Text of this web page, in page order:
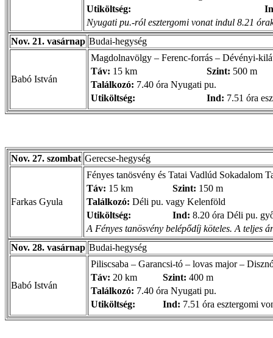
Utiköltség:
Nyugati pu.-ról esztergomi vonat indul 8.21
Nov. 21. vasárnap Budai-hegység
Babó István
Magdolnavölgy – Ferenc-forrás – Dévényi-
Táv: 15 km Szint: 500 m
Találkozó: 7.40 óra Nyugati pu.
Utiköltség:
Ind: 7.51 óra
Nov. 27. szombat Gerecse-hegység
Farkas Gyula
Fényes tanösvény és Tatai Vadlúd Sokadalom
Táv: 15 km Szint: 150 m
Találkozó: Déli pu. vagy Kelenföld
Utiköltség:
Ind: 8.20 óra Déli pu.
A Fényes tanösvény belépődíj köteles. A teljes
Nov. 28. vasárnap Budai-hegység
Babó István
Piliscsaba – Garancsi-tó – lovas major –
Táv: 20 km Szint: 400 m
Találkozó: 7.40 óra Nyugati pu.
Utiköltség:
Ind: 7.51 óra esztergomi